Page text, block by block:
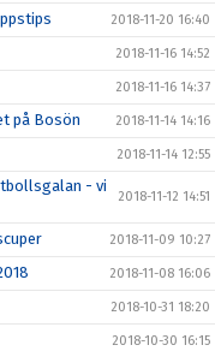
2018-11-20 16:40
2018-11-16 14:52
2018-11-16 14:37
på Bosön 2018-11-14 14:16
2018-11-14 12:55
- vi
2018-11-12 14:51
2018-11-09 10:27
2018-11-08 16:06
2018-10-31 18:20
2018-10-30 16:15